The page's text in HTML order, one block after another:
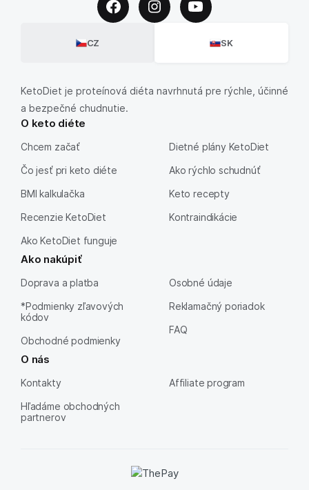
CZ SK
KetoDiet je proteínová diéta navrhnutá pre rýchle, účinné
a bezpečné chudnutie.
O keto diéte
Chcem začať
Čo jesť pri keto diéte
BMI kalkulačka
Recenzie KetoDiet
Ako KetoDiet funguje
Dietné plány KetoDiet
Ako rýchlo schudnúť
Keto recepty
Kontraindikácie
Ako nakúpiť
Doprava a platba
*Podmienky zľavových
kódov
Obchodné podmienky
Osobné údaje
Reklamačný poriadok
FAQ
O nás
Kontakty
Hľadáme obchodných
partnerov
Affiliate program